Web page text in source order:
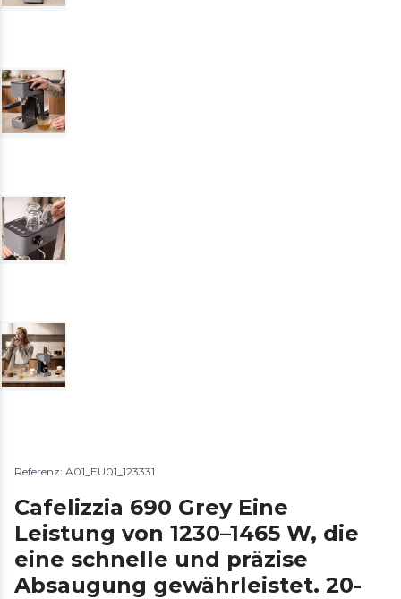
Referenz: A01_EU01_123331
Cafelizzia 690 Grey Eine
Leistung von 1230–1465 W, die
eine schnelle und präzise
Absaugung gewährleistet. 20-